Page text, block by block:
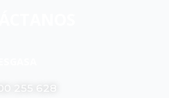
255 628